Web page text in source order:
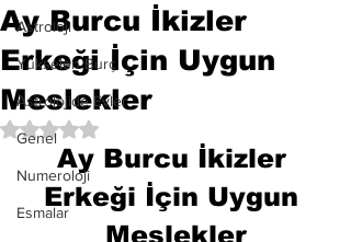
Astroloji
Yükselen Burç
Astrolojide Evler
Genel
Numeroloji
Esmalar
Ay Burcu İkizler
Erkeği İçin Uygun
Meslekler
5 üzerinden NaN yıldız
Ay Burcu İkizler
Erkeği İçin Uygun
Meslekler